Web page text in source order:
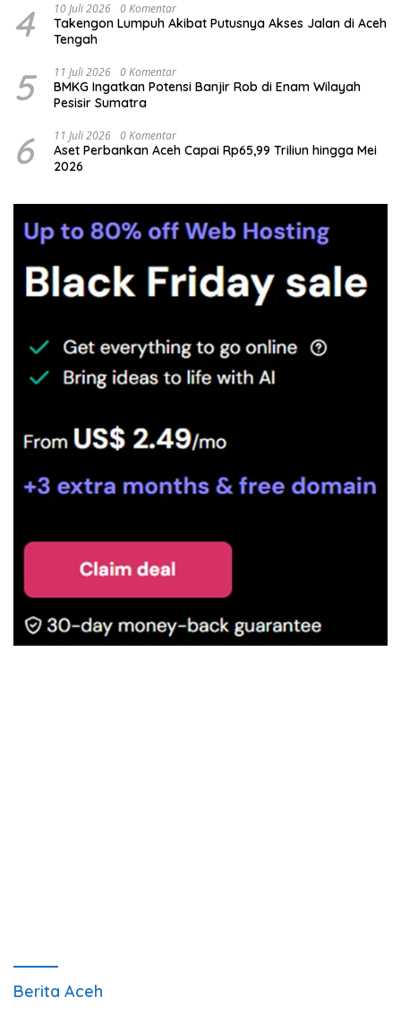
4 10 Juli 2026 0 Komentar
Takengon Lumpuh Akibat Putusnya Akses Jalan di Aceh
Tengah
5 11 Juli 2026 0 Komentar
BMKG Ingatkan Potensi Banjir Rob di Enam Wilayah
Pesisir Sumatra
6 11 Juli 2026 0 Komentar
Aset Perbankan Aceh Capai Rp65,99 Triliun hingga Mei
2026
Berita Aceh